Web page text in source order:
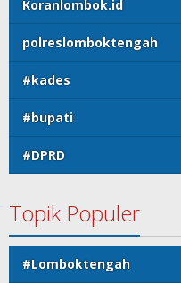
Koranlombok.id
polreslomboktengah
#kades
#bupati
#DPRD
Topik Populer
#Lomboktengah